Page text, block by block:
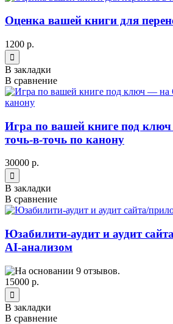
Оценка вашей книги для
1200 р.
В закладки
В сравнение
Игра по вашей книге под
точь-в-точь по канону
30000 р.
В закладки
В сравнение
Юзабилити-аудит и аудит
AI-анализом
15000 р.
В закладки
В сравнение